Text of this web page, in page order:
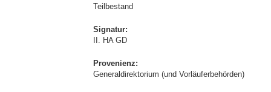
Teilbestand
Signatur:
II. HA GD
Provenienz:
Generaldirektorium (und Vorläuferbehörden)